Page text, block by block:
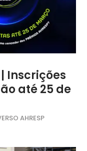
| Inscrições
até 25 de
AHRESP